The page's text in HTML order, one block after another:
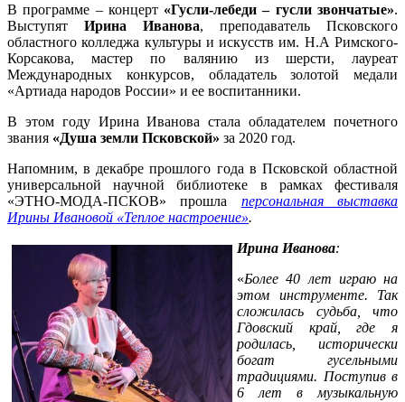
В программе – концерт «Гусли-лебеди – гусли звончатые».
Выступят Ирина Иванова, преподаватель Псковского
областного колледжа культуры и искусств им. Н.А Римского-
Корсакова, мастер по валянию из шерсти, лауреат
Международных конкурсов, обладатель золотой медали
«Артиада народов России» и ее воспитанники.
В этом году Ирина Иванова стала обладателем почетного
звания «Душа земли Псковской» за 2020 год.
Напомним, в декабре прошлого года в Псковской областной
универсальной научной библиотеке в рамках фестиваля
«ЭТНО-МОДА-ПСКОВ» прошла персональная выставка
Ирины Ивановой «Теплое настроение».
Ирина Иванова:
«Более 40 лет играю на
этом инструменте. Так
сложилась судьба, что
Гдовский край, где я
родилась, исторически
богат гусельными
традициями. Поступив в
6 лет в музыкальную